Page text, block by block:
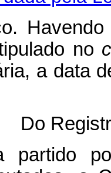
no
a data
Do
partido